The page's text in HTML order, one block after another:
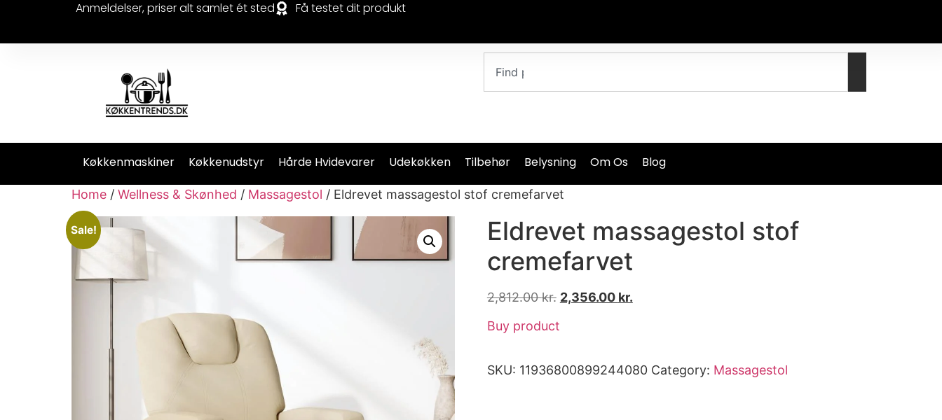
Anmeldelser, priser alt samlet ét sted Få testet dit produkt
Køkkenmaskiner Køkkenudstyr Hårde Hvidevarer Udekøkken Tilbehør Belysning Om Os Blog
Home / Wellness & Skønhed / Massagestol / Eldrevet massagestol stof cremefarvet
Sale!
Eldrevet massagestol stof
cremefarvet
2,812.00kr. 2,356.00 kr.
Buy product
SKU: 11936800899244080 Category: Massagestol